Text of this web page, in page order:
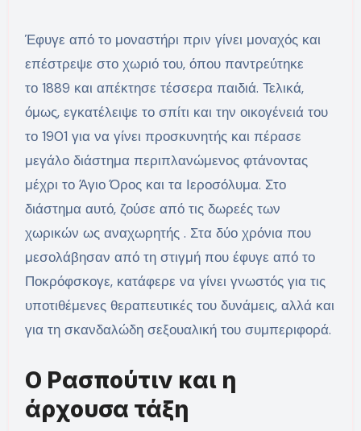
Έφυγε από το μοναστήρι πριν γίνει μοναχός και
επέστρεψε στο χωριό του, όπου παντρεύτηκε
το 1889 και απέκτησε τέσσερα παιδιά. Τελικά,
όμως, εγκατέλειψε το σπίτι και την οικογένειά του
το 1901 για να γίνει προσκυνητής και πέρασε
μεγάλο διάστημα περιπλανώμενος φτάνοντας
μέχρι το Άγιο Όρος και τα Ιεροσόλυμα. Στο
διάστημα αυτό, ζούσε από τις δωρεές των
χωρικών ως αναχωρητής . Στα δύο χρόνια που
μεσολάβησαν από τη στιγμή που έφυγε από το
Ποκρόφσκογε, κατάφερε να γίνει γνωστός για τις
υποτιθέμενες θεραπευτικές του δυνάμεις, αλλά και
για τη σκανδαλώδη σεξουαλική του συμπεριφορά.
Ο Ρασπούτιν και η
άρχουσα τάξη